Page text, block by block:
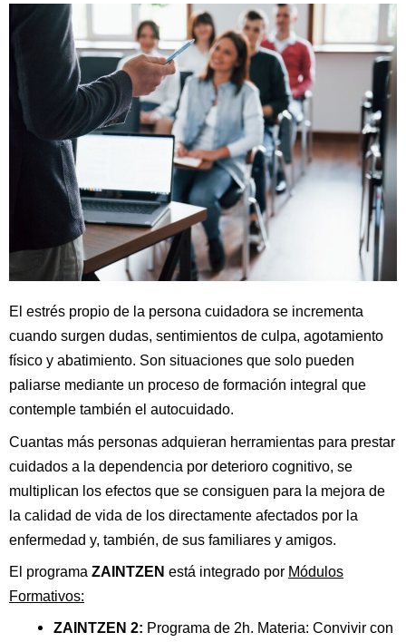
El estrés propio de la persona cuidadora se incrementa
cuando surgen dudas, sentimientos de culpa, agotamiento
físico y abatimiento. Son situaciones que solo pueden
paliarse mediante un proceso de formación integral que
contemple también el autocuidado.
Cuantas más personas adquieran herramientas para prestar
cuidados a la dependencia por deterioro cognitivo, se
multiplican los efectos que se consiguen para la mejora de
la calidad de vida de los directamente afectados por la
enfermedad y, también, de sus familiares y amigos.
El programa ZAINTZEN está integrado por Módulos
Formativos:
ZAINTZEN 2: Programa de 2h. Materia: Convivir con